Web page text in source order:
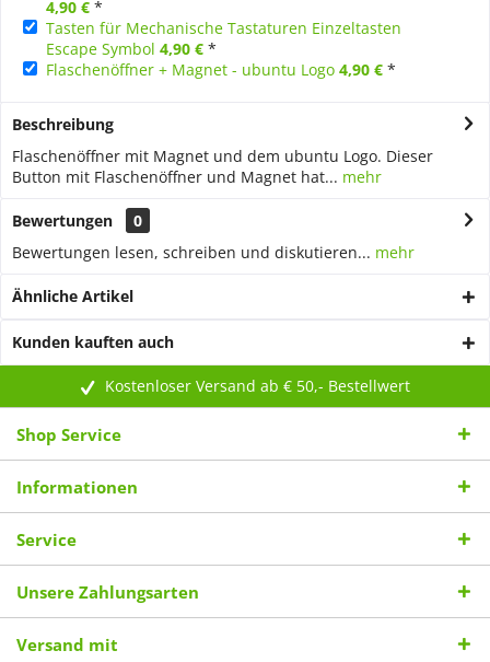
4,90 € *
Tasten für Mechanische Tastaturen Einzeltasten
Escape Symbol 4,90 € *
Flaschenöffner + Magnet - ubuntu Logo 4,90 € *
Beschreibung
Flaschenöffner mit Magnet und dem ubuntu Logo. Dieser
Button mit Flaschenöffner und Magnet hat... mehr
Bewertungen
0
Bewertungen lesen, schreiben und diskutieren... mehr
Ähnliche Artikel
Kunden kauften auch
Kostenloser Versand ab € 50,- Bestellwert
Shop Service
Informationen
Service
Unsere Zahlungsarten
Versand mit